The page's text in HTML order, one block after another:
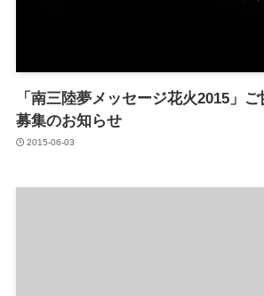
「南三陸夢メッセージ花火2015」
募集のお知らせ
2015-06-03